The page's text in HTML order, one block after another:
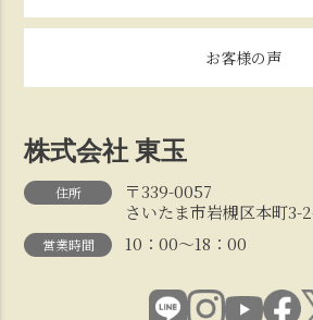
お客様の声
株式会社 東玉
住所
〒339-0057
さいたま市岩槻区本町3-
営業時間 10：00～18：00